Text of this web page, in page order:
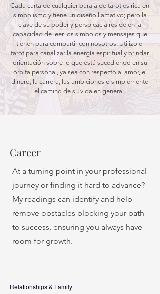
Cada carta de cualquier baraja de tarot es rica en
simbolismo y tiene un diseño llamativo; pero la
clave de su poder y perspicacia reside en la
capacidad de leer los símbolos y mensajes que
tienen para compartir con nosotros. Utilizo el
tarot para canalizar la energía espiritual y brindar
orientación sobre lo que está sucediendo en su
órbita personal, ya sea con respecto al amor, el
dinero, la carrera, las ambiciones o simplemente
el camino de su vida en general.
Career
At a turning point in your professional
journey or finding it hard to advance?
My readings can identify and help
remove obstacles blocking your path
to success, ensuring you always have
room for growth.
Relationships & Family